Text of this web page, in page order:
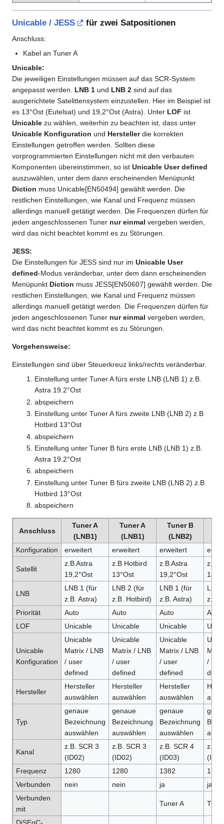
Unicable / JESS für zwei Satpositionen
Anschluss:
Kabel an Tuner A
Unicable:
Die jeweiligen Einstellungen müssen auf das SCR-System
angepasst werden. LNB 1 und LNB 2 sind auf das
ausgerichtete Satelittensystem einzustellen. Hier im Beispiel ist
es 13°Ost (Eutelsat) und 19,2°Ost (Astra). Unter LOF ist
Unicable zu wählen, weiterhin zu beachten ist, dass unter
Unicable Konfiguration und Herstellerdie korrekten
Einstellungen getroffen werden. Sollten diese
vorprogrammierten Einstellungen nicht mit den verbauten
Komponenten übereinstimmen, so ist Unicable User defined
auszuwählen, unter dem dann erscheinenden Menüpunkt
Diction muss Unicable[EN50494] gewählt werden. Die
restlichen Einstellungen, wie Kanal und Frequenz müssen
allerdings manuell getätigt werden. Die Frequenzen dürfen für
jeden angeschlossenen Tuner nur einmal vergeben werden,
wird das nicht beachtet kommt es zu Störungen.
JESS:
Die Einstellungen für JESS sind nur im Unicable User
defined-Modus veränderbar, unter dem dann erscheinenden
Menüpunkt Diction muss JESS[EN50607] gewählt werden. Die
restlichen Einstellungen, wie Kanal und Frequenz müssen
allerdings manuell getätigt werden. Die Frequenzen dürfen für
jeden angeschlossenen Tuner nur einmal vergeben werden,
wird das nicht beachtet kommt es zu Störungen.
Vorgehensweise:
Einstellungen sind über Steuerkreuz links/rechts veränderbar.
Einstellung unter Tuner A fürs erste LNB (LNB 1) z.B.
Astra 19.2°Ost
abspeichern
Einstellung unter Tuner A fürs zweite LNB (LNB 2) z.B
Hotbird 13°Ost
abspeichern
Einstellung unter Tuner B fürs erste LNB (LNB 1) z.B.
Astra 19.2°Ost
abspeichern
Einstellung unter Tuner B fürs zweite LNB (LNB 2) z.B
Hotbird 13°Ost
abspeichern
Anschluss
Tuner A
(LNB1)
Tuner A
(LNB1)
Tuner B
(LNB2)
Konfiguration
erweitert erweitert erweitert
Satellit
z.B Astra
19,2°Ost
z.B Hotbird
13°Ost
z.B Astra
19,2°Ost
z.B
LNB
LNB 1 (für
z.B. Astra)
LNB 2 (für
z.B. Hotbird)
LNB 1 (für
z.B. Astra)
LNB
z.B.
Priorität
Auto Auto Auto
Auto
LOF
Unicable Unicable Unicable
Unicable
Konfiguration
Unicable
Matrix / LNB
/ user
defined
Unicable
Matrix / LNB
/ user
defined
Unicable
Matrix / LNB
/ user
defined
/
Hersteller
Hersteller
auswählen
Hersteller
auswählen
Hersteller
auswählen
Typ
genaue
Bezeichnung
auswählen
genaue
Bezeichnung
auswählen
genaue
Bezeichnung
auswählen
Kanal
z.B. SCR 3
(ID02)
z.B. SCR 3
(ID02)
z.B. SCR 4
(ID03)
z.B.
Frequenz
1280 1280 1382
1382
Verbunden
nein nein ja
ja
Verbunden
mit
Tuner A